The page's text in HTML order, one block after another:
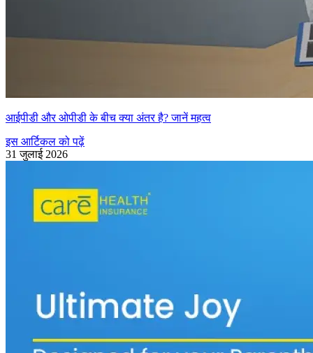
आईपीडी और ओपीडी के बीच क्या अंतर है? जानें महत्व
इस आर्टिकल को पढ़ें
31 जुलाई 2026